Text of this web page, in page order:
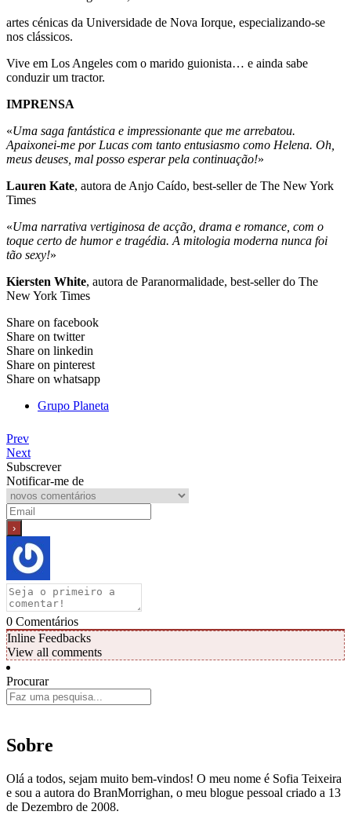
artes cénicas da Universidade de Nova Iorque, especializando-se
nos clássicos.
Vive em Los Angeles com o marido guionista… e ainda sabe
conduzir um tractor.
IMPRENSA
«Uma saga fantástica e impressionante que me arrebatou.
Apaixonei-me por Lucas com tanto entusiasmo como Helena. Oh,
meus deuses, mal posso esperar pela continuação!»
Lauren Kate, autora de Anjo Caído, best-seller de The New York
Times
«Uma narrativa vertiginosa de acção, drama e romance, com o
toque certo de humor e tragédia. A mitologia moderna nunca foi
tão sexy!»
Kiersten White, autora de Paranormalidade, best-seller do The
New York Times
Share on facebook
Share on twitter
Share on linkedin
Share on pinterest
Share on whatsapp
Grupo Planeta
Prev
Next
Subscrever
Notificar-me de
0 Comentários
Inline Feedbacks
View all comments
Procurar
Sobre
Olá a todos, sejam muito bem-vindos! O meu nome é Sofia Teixeira
e sou a autora do BranMorrighan, o meu blogue pessoal criado a 13
de Dezembro de 2008.